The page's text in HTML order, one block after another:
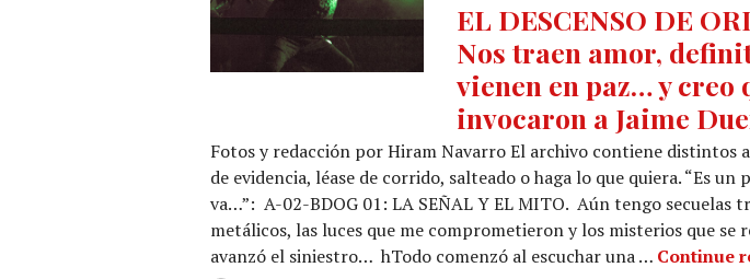
EL DESCENSO DE
Nos traen amor,
vienen en paz… y creo
invocaron a Jaime
Fotos y redacción por Hiram Navarro El archivo contiene distintos
de evidencia, léase de corrido, salteado o haga lo que quiera. “Es un
va…”: A-02-BDOG 01: LA SEÑAL Y EL MITO. Aún tengo secuelas
metálicos, las luces que me comprometieron y los misterios que se
avanzó el siniestro… hTodo comenzó al escuchar una … Continue